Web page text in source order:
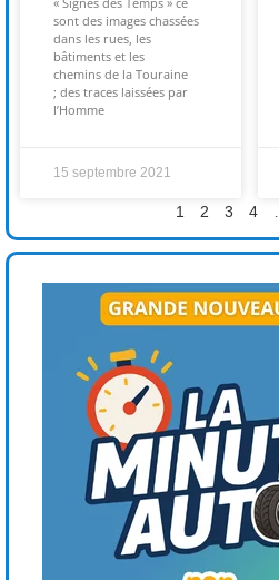
sont des images chassées
dans les rues, les
bâtiments et les
chemins de la Touraine
; des traces laissées par
l’Homme
15 septembre 2021
1 2 3 4